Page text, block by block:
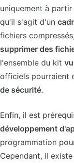
uniquement à
qu'il s'agit d'un
fichiers compressés,
supprimer des
l'ensemble du kit
officiels pourraient
de sécurité.
Enfin, il est
développement
programmation
Cependant, il